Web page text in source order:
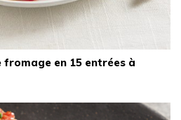
en 15 entrées à